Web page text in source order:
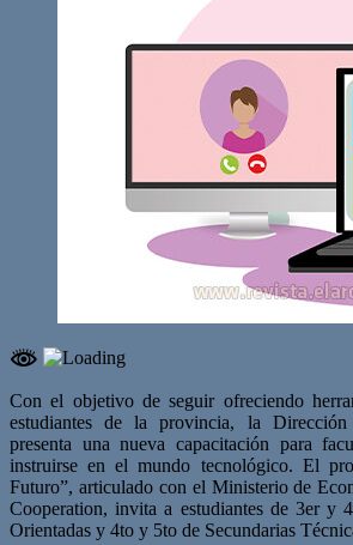
Con el objetivo de seguir ofreciendo
estudiantes de la provincia, la Dirección
presenta una nueva capacitación para
instruirse en el mundo tecnológico. El
Futuro”, articulado con el Ministerio de
Cooperation, invita a estudiantes de 3er y
Orientadas y 4to y 5to de Secundarias